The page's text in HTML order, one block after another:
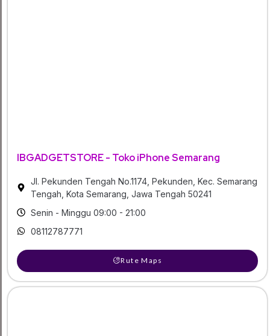
IBGADGETSTORE - Toko iPhone Semarang
Jl. Pekunden Tengah No.1174, Pekunden, Kec. Semarang
Tengah, Kota Semarang, Jawa Tengah 50241
Senin - Minggu 09:00 - 21:00
08112787771
Rute Maps